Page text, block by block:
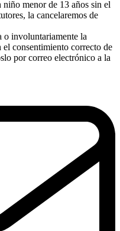
menor de 13 años sin el
la cancelaremos de
o involuntariamente la
consentimiento correcto de
por correo electrónico a la